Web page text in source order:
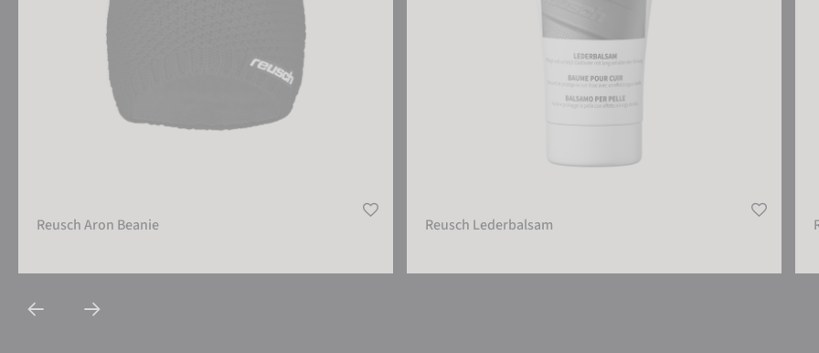
Reusch Aron Beanie Reusch Lederbalsam